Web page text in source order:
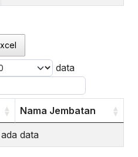
data
Nama Jembatan
data